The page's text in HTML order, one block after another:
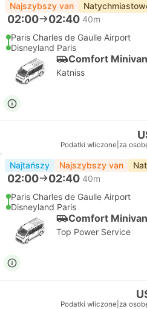
Najszybszy van
02:00 02:40 40m
Paris Charles de Gaulle Airport
Disneyland Paris
Comfort
Katniss
Podatki wliczone za
Najtańszy Najszybszy van
02:00 02:40 40m
Paris Charles de Gaulle Airport
Disneyland Paris
Comfort
Top Power Service
Podatki wliczone za